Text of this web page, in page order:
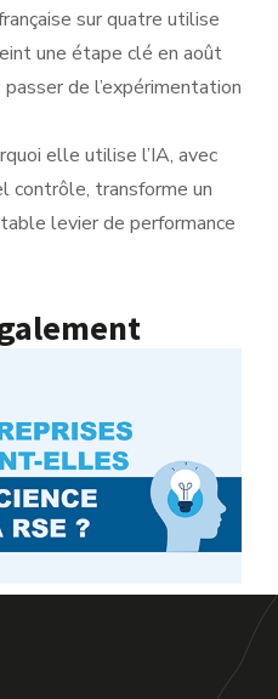
sur quatre utilise
une étape clé en août
de l’expérimentation
elle utilise l’IA, avec
contrôle, transforme un
levier de performance